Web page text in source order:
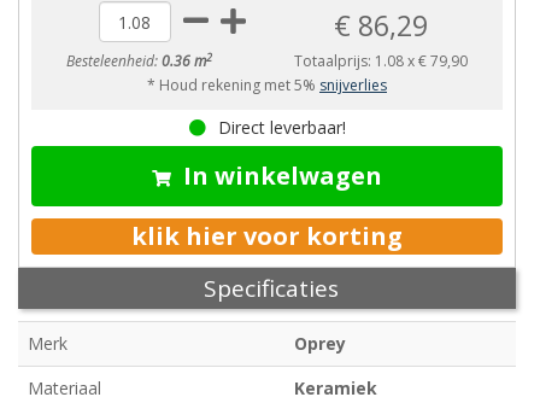
Besteleenheid:0.36 m2
€ 86,29
Totaalprijs: 1.08x€ 79,90
* Houd rekening met 5% snijverlies
Direct leverbaar!
In winkelwagen
klik hier voor korting
Specificaties
Merk
Oprey
Materiaal
Keramiek